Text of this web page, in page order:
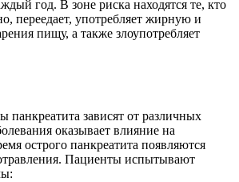
год. В зоне риска находятся те, кто
переедает, употребляет жирную и
пищу, а также злоупотребляет
панкреатита зависят от различных
оказывает влияние на
острого панкреатита появляются
Пациенты испытывают